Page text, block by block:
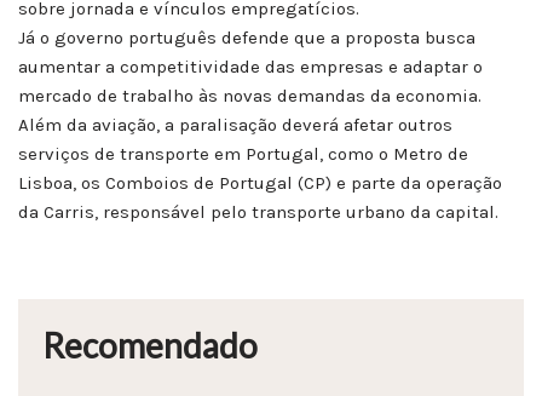
sobre jornada e vínculos empregatícios.
Já o governo português defende que a proposta busca
aumentar a competitividade das empresas e adaptar o
mercado de trabalho às novas demandas da economia.
Além da aviação, a paralisação deverá afetar outros
serviços de transporte em Portugal, como o Metro de
Lisboa, os Comboios de Portugal (CP) e parte da operação
da Carris, responsável pelo transporte urbano da capital.
Recomendado